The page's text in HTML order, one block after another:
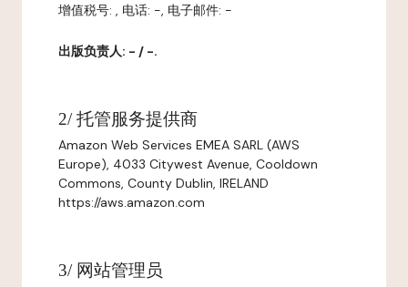
增值税号: , 电话: -, 电子邮件: -
出版负责人: - / -.
2/ 托管服务提供商
Amazon Web Services EMEA SARL (AWS
Europe), 4033 Citywest Avenue, Cooldown
Commons, County Dublin, IRELAND
https://aws.amazon.com
3/ 网站管理员